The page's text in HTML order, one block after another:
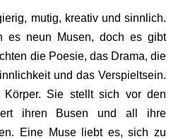
mutig, kreativ und sinnlich.
es neun Musen, doch es gibt
die Poesie, das Drama, die
und das Verspieltsein.
Sie stellt sich vor den
ihren Busen und all ihre
Eine Muse liebt es, sich zu